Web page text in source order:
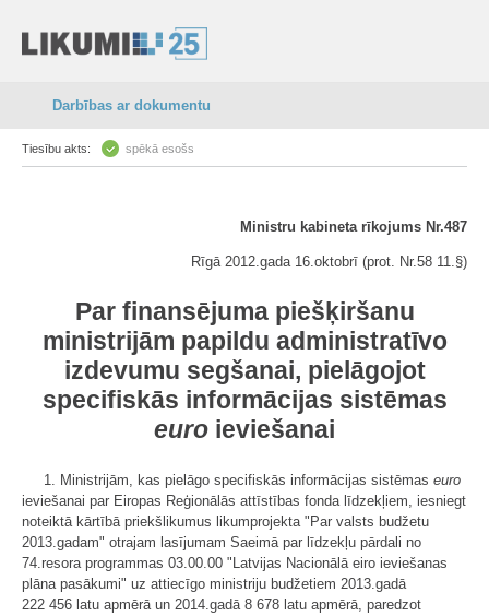
Darbības ar dokumentu
Tiesību akts: spēkā esošs
Ministru kabineta rīkojums Nr.487
Rīgā 2012.gada 16.oktobrī (prot. Nr.58 11.§)
Par finansējuma piešķiršanu
ministrijām papildu administratīvo
izdevumu segšanai, pielāgojot
specifiskās informācijas sistēmas
euro ieviešanai
1. Ministrijām, kas pielāgo specifiskās informācijas sistēmas euro
ieviešanai par Eiropas Reģionālās attīstības fonda līdzekļiem, iesniegt
noteiktā kārtībā priekšlikumus likumprojekta "Par valsts budžetu
2013.gadam" otrajam lasījumam Saeimā par līdzekļu pārdali no
74.resora programmas 03.00.00 "Latvijas Nacionālā eiro ieviešanas
plāna pasākumi" uz attiecīgo ministriju budžetiem 2013.gadā
222 456 latu apmērā un 2014.gadā 8 678 latu apmērā, paredzot